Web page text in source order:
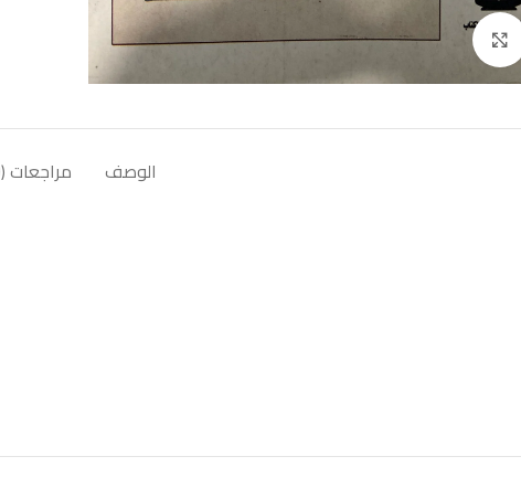
Click to enlarge
الوصف مراجعات (0)